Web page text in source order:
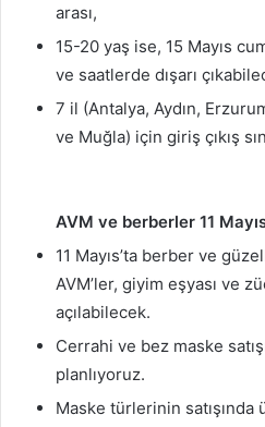
arası,
15-20 yaş ise, 15 Mayıs
ve saatlerde dışarı
7 il (Antalya, Aydın,
ve Muğla) için giriş çıkış
AVM ve berberler 11
11 Mayıs’ta berber ve
AVM’ler, giyim eşyası ve
açılabilecek.
Cerrahi ve bez maske
planlıyoruz.
Maske türlerinin